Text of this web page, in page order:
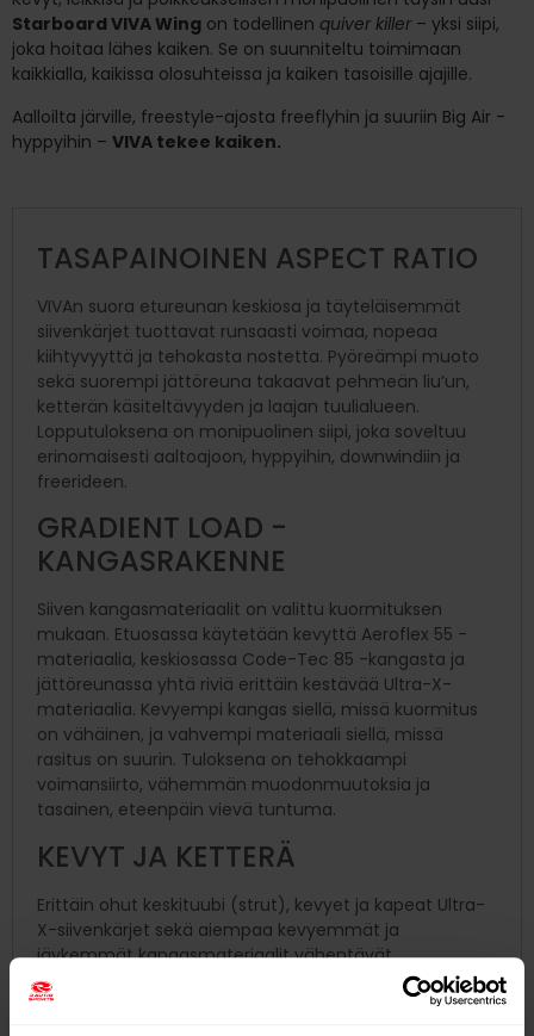
Starboard VIVA Wing on todellinen quiver killer – yksi siipi,
joka hoitaa lähes kaiken. Se on suunniteltu toimimaan
kaikkialla, kaikissa olosuhteissa ja kaiken tasoisille ajajille.
Aalloilta järville, freestyle-ajosta freeflyhin ja suuriin Big Air -
hyppyihin – VIVA tekee kaiken.
TASAPAINOINEN ASPECT RATIO
VIVAn suora etureunan keskiosa ja täyteläisemmät
siivenkärjet tuottavat runsaasti voimaa, nopeaa
kiihtyvyyttä ja tehokasta nostetta. Pyöreämpi muoto
sekä suorempi jättöreuna takaavat pehmeän liu’un,
ketterän käsiteltävyyden ja laajan tuulialueen.
Lopputuloksena on monipuolinen siipi, joka soveltuu
erinomaisesti aaltoajoon, hyppyihin, downwindiin ja
freerideen.
GRADIENT LOAD -
KANGASRAKENNE
Siiven kangasmateriaalit on valittu kuormituksen
mukaan. Etuosassa käytetään kevyttä Aeroflex 55 -
materiaalia, keskiosassa Code-Tec 85 -kangasta ja
jättöreunassa yhtä riviä erittäin kestävää Ultra-X-
materiaalia. Kevyempi kangas siellä, missä kuormitus
on vähäinen, ja vahvempi materiaali siellä, missä
rasitus on suurin. Tuloksena on tehokkaampi
voimansiirto, vähemmän muodonmuutoksia ja
tasainen, eteenpäin vievä tuntuma.
KEVYT JA KETTERÄ
Erittäin ohut keskituubi (strut), kevyet ja kapeat Ultra-
X-siivenkärjet sekä aiempaa kevyemmät ja
jäykemmät kangasmateriaalit vähentävät
heilurimassaa ja ilmanvastusta. VIVA tuntuu kädessä
poikkeuksellisen kevyeltä, herkältä ja leikkisältä.